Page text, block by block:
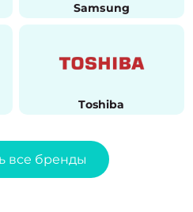
Samsung
Toshiba
все бренды